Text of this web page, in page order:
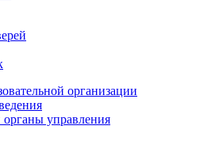
организации
органы управления